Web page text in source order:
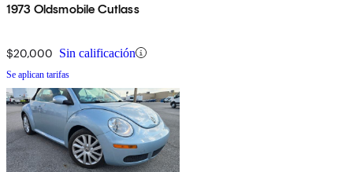
1973 Oldsmobile Cutlass
$20,000 Sin calificación
Se aplican tarifas